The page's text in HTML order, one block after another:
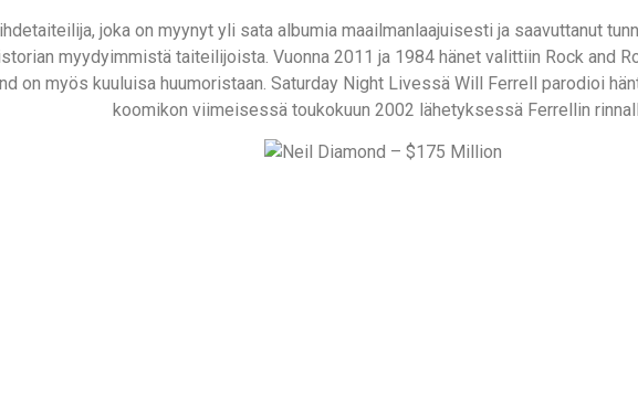
joka on myynyt yli sata albumia maailmanlaajuisesti ja saavuttanut
myydyimmistä taiteilijoista. Vuonna 2011 ja 1984 hänet valittiin Rock and
on myös kuuluisa huumoristaan. Saturday Night Livessä Will Ferrell parodioi
koomikon viimeisessä toukokuun 2002 lähetyksessä Ferrellin